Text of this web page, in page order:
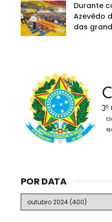
Durante
Azevêdo
das
POR DATA